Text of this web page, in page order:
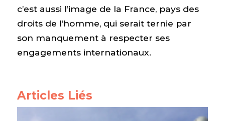
c’est aussi l’image de la France, pays des
droits de l’homme, qui serait ternie par
son manquement à respecter ses
engagements internationaux.
Articles Liés